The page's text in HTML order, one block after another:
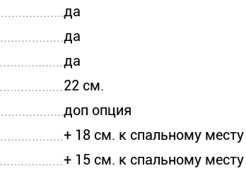
да
да
да
22 см.
доп опция
+ 18 см. к спальному месту
+ 15 см. к спальному месту